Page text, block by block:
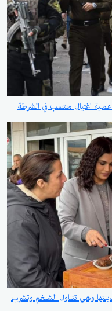
اغتيال منتسب في الشرطة
وهي تتناول الشلغم وتشرب